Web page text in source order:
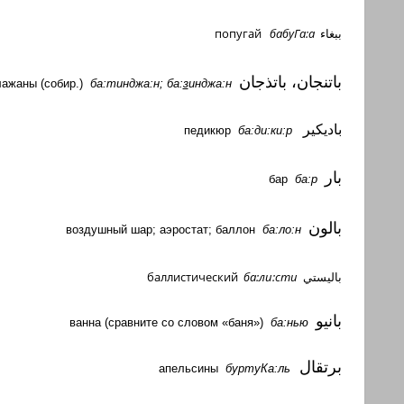
попугай бабуГа:а ببغاء
(собир.) ба:тинджа:н; ба:зинджа:н باتنجان، باتذجان
باديكير педикюр ба:ди:ки:р
бар ба:р بار
воздушный шар; аэростат; баллон ба:ло:н بالون
баллистический ба:ли:сти باليستي
ванна (сравните со словом «баня») ба:нью بانيو
برتقال апельсины буртуКа:ль